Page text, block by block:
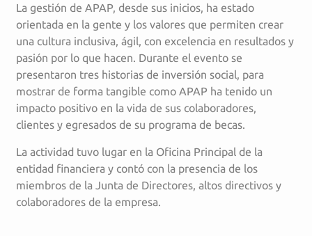
La gestión de APAP, desde sus inicios, ha estado
orientada en la gente y los valores que permiten crear
una cultura inclusiva, ágil, con excelencia en resultados y
pasión por lo que hacen. Durante el evento se
presentaron tres historias de inversión social, para
mostrar de forma tangible como APAP ha tenido un
impacto positivo en la vida de sus colaboradores,
clientes y egresados de su programa de becas.
La actividad tuvo lugar en la Oficina Principal de la
entidad financiera y contó con la presencia de los
miembros de la Junta de Directores, altos directivos y
colaboradores de la empresa.